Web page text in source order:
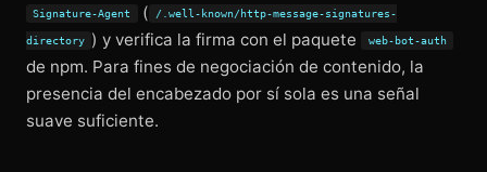
Signature-Agent ( /.well-known/http-message-signatures-
directory ) y verifica la firma con el paquete web-bot-auth
de npm. Para fines de negociación de contenido, la
presencia del encabezado por sí sola es una señal
suave suficiente.